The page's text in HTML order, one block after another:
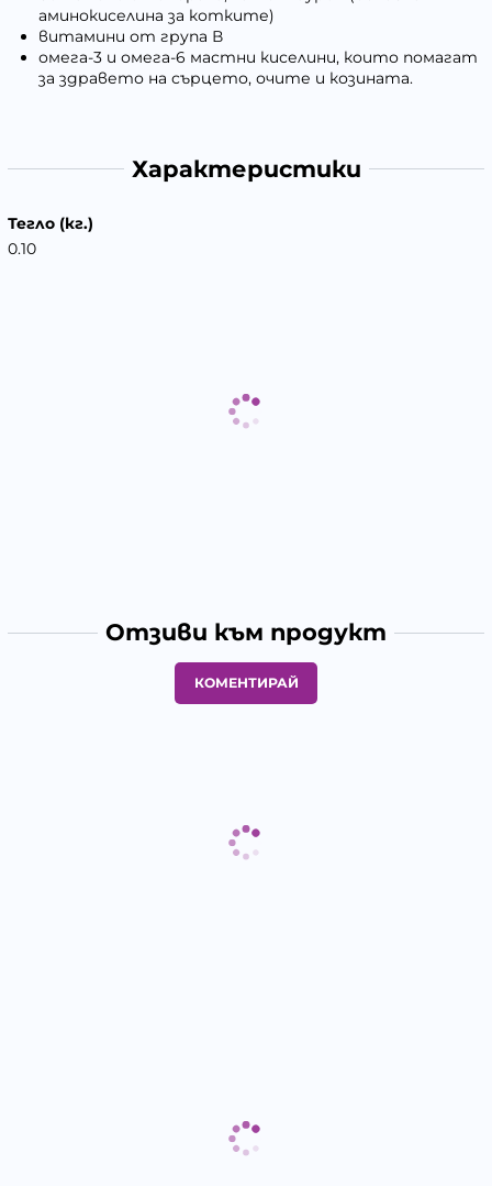
аминокиселина за котките)
витамини от група В
омега-3 и омега-6 мастни киселини, които помагат
за здравето на сърцето, очите и козината.
Характеристики
Тегло (кг.)
0.10
Отзиви към продукт
КОМЕНТИРАЙ